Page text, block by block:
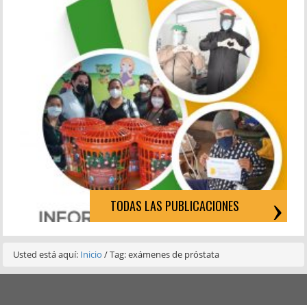
TODAS LAS PUBLICACIONES
Usted está aquí: Inicio/Tag: exámenes de próstata